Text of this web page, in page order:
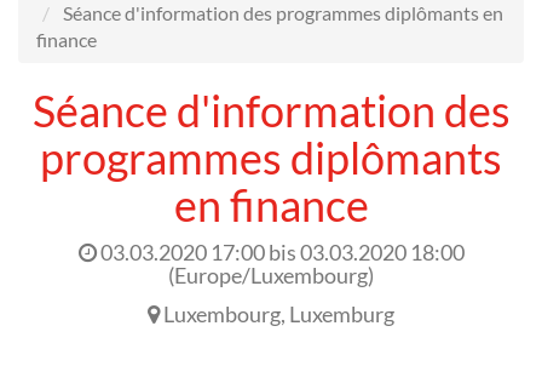
Séance d'information des programmes diplômants en
finance
Séance d'information des
programmes diplômants
en finance
03.03.2020 17:00bis03.03.2020 18:00
(Europe/Luxembourg)
Luxembourg, Luxemburg